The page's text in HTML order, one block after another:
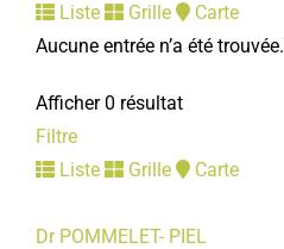
Liste Grille
Carte
Aucune entrée n’a été trouvée.
Afficher 0 résultat
Filtre
Liste
Grille Carte
Dr POMMELET- PIEL